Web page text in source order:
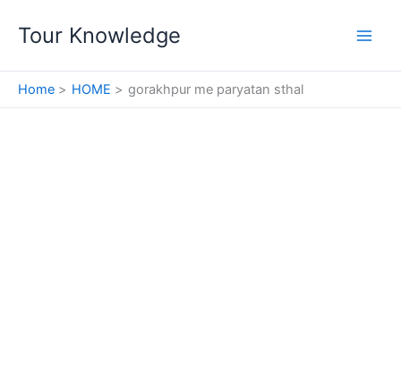
Tour Knowledge
Home HOME gorakhpur me paryatan sthal